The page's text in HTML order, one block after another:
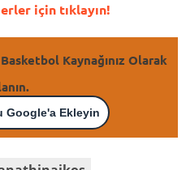
için tıklayın!
Kaynağınız Olarak
Google'a Ekleyin